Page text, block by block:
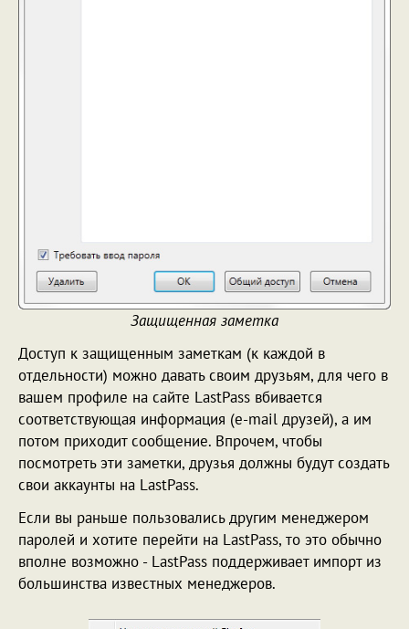
Защищенная заметка
Доступ к защищенным заметкам (к каждой в
отдельности) можно давать своим друзьям, для чего в
вашем профиле на сайте LastPass вбивается
соответствующая информация (e-mail друзей), а им
потом приходит сообщение. Впрочем, чтобы
посмотреть эти заметки, друзья должны будут создать
свои аккаунты на LastPass.
Если вы раньше пользовались другим менеджером
паролей и хотите перейти на LastPass, то это обычно
вполне возможно - LastPass поддерживает импорт из
большинства известных менеджеров.